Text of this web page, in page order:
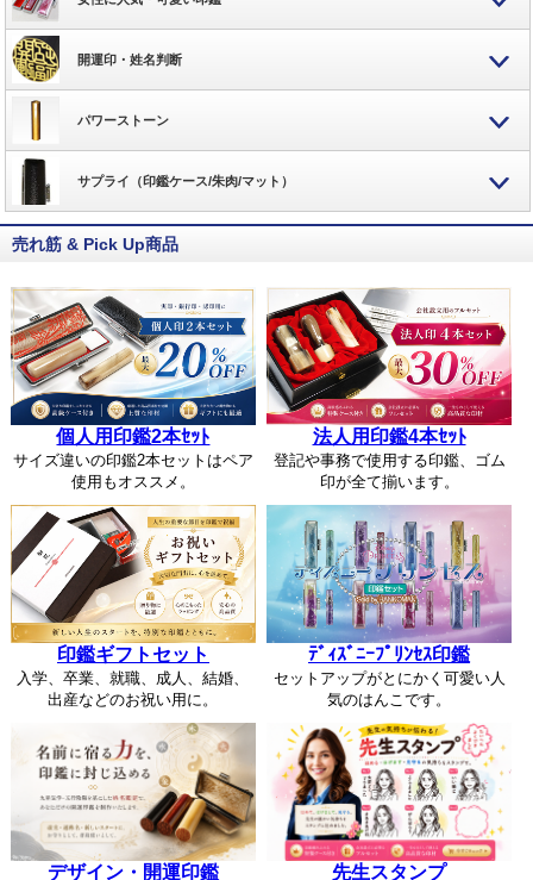
開運印・姓名判断
パワーストーン
サプライ（印鑑ケース/朱肉/マット）
売れ筋 & Pick Up商品
個人用印鑑2本ｾｯﾄ
サイズ違いの印鑑2本セットはペア
使用もオススメ。
法人用印鑑4本ｾｯﾄ
登記や事務で使用する印鑑、ゴム
印が全て揃います。
印鑑ギフトセット
入学、卒業、就職、成人、結婚、
出産などのお祝い用に。
ﾃﾞｨｽﾞﾆｰﾌﾟﾘﾝｾｽ印鑑
セットアップがとにかく可愛い人
気のはんこです。
デザイン・開運印鑑 先生スタンプ